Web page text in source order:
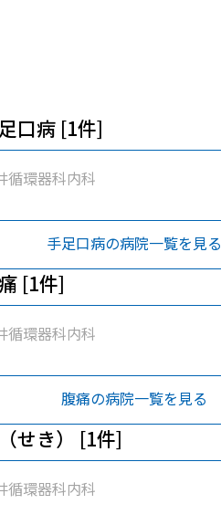
口病 [1件]
循環器科内科
手足口病の病院一覧を見る
[1件]
循環器科内科
腹痛の病院一覧を見る
せき） [1件]
循環器科内科